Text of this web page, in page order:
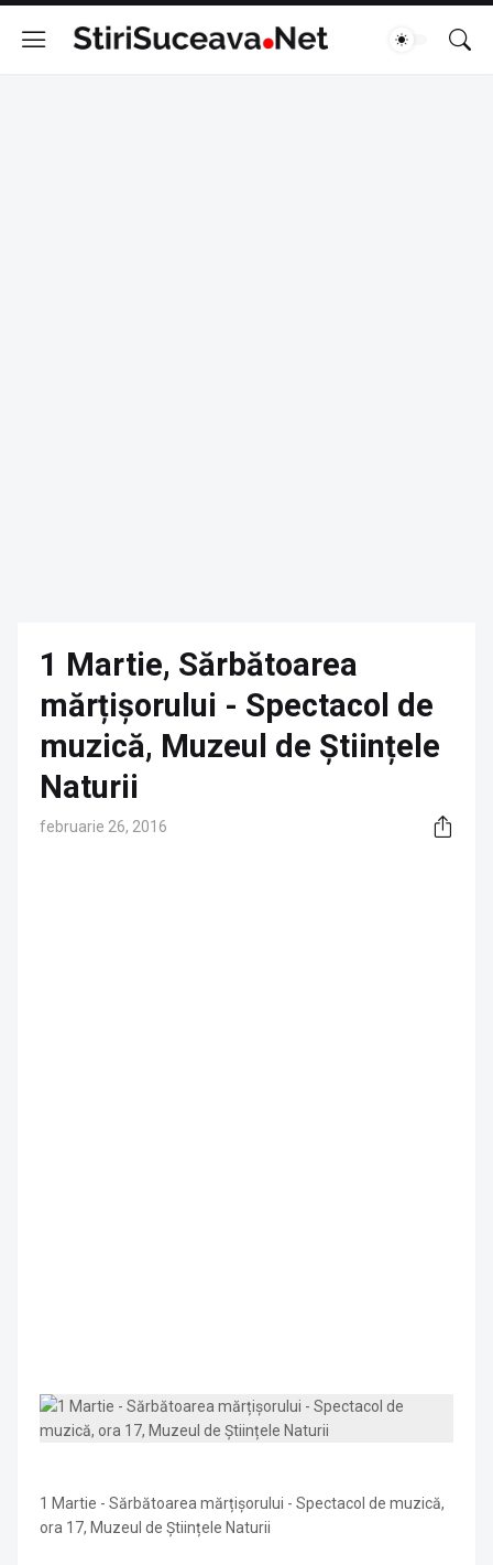
1 Martie, Sărbătoarea
mărțișorului - Spectacol de
muzică, Muzeul de Științele
Naturii
februarie 26, 2016
1 Martie - Sărbătoarea mărțișorului - Spectacol de muzică,
ora 17, Muzeul de Științele Naturii